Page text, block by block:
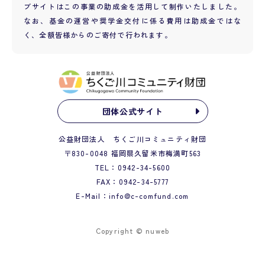
ブサイトはこの事業の助成金を活用して制作いたしました。
なお、基金の運営や奨学金交付に係る費用は助成金ではな
く、全額皆様からのご寄付で行われます。
団体公式サイト
公益財団法人 ちくご川コミュニティ財団
〒830-0048 福岡県久留米市梅満町563
TEL： 0942-34-5600
FAX：0942-34-5777
E-Mail： info@c-comfund.com
Copyright © nuweb